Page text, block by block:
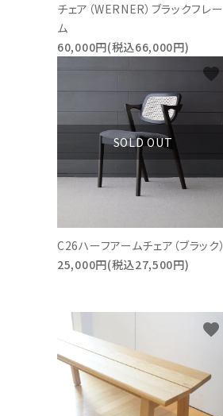
チェア（WERNER）ブラックフレー
ム
60,000円(税込66,000円)
SOLD OUT
C26ハーフアームチェア（ブラック）
25,000円(税込27,500円)
favorite
favorite